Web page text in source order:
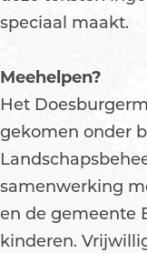
speciaal maakt.
Meehelpen?
Het
gekomen onder
samenwerking
en de gemeente
kinderen.